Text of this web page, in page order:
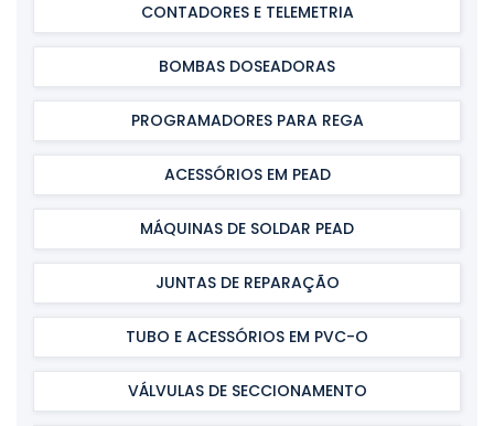
CONTADORES E TELEMETRIA
BOMBAS DOSEADORAS
PROGRAMADORES PARA REGA
ACESSÓRIOS EM PEAD
MÁQUINAS DE SOLDAR PEAD
JUNTAS DE REPARAÇÃO
TUBO E ACESSÓRIOS EM PVC-O
VÁLVULAS DE SECCIONAMENTO